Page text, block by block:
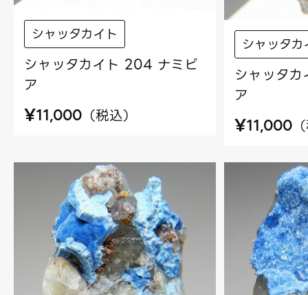
シャッタカイト
シャッタカイト 204 ナミビ
ア
¥11,000 （税込）
シャッタカ
シャッタ
ア
¥11,000 （